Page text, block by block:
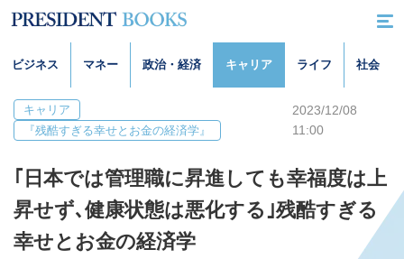
ビジネス マネー 政治・経済 キャリア ライフ 社会
キャリア
『残酷すぎる幸せとお金の経済学』
2023/12/08
11:00
｢日本では管理職に昇進しても幸福度は上
昇せず､健康状態は悪化する｣残酷すぎる
幸せとお金の経済学